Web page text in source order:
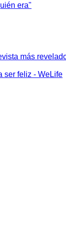
era"
más
ser feliz - WeLife